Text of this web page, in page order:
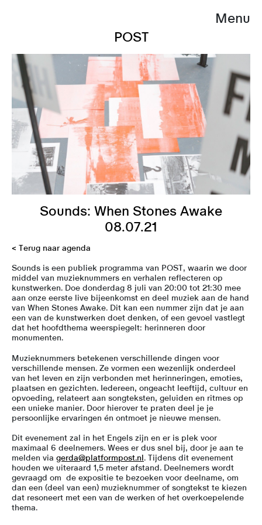
Menu
POST
Sounds: When Stones Awake
08.07.21
< Terug naar agenda
Sounds is een publiek programma van POST, waarin we door
middel van muzieknummers en verhalen reflecteren op
kunstwerken. Doe donderdag 8 juli van 20:00 tot 21:30 mee
aan onze eerste live bijeenkomst en deel muziek aan de hand
van When Stones Awake. Dit kan een nummer zijn dat je aan
een van de kunstwerken doet denken, of een gevoel vastlegt
dat het hoofdthema weerspiegelt: herinneren door
monumenten.
Muzieknummers betekenen verschillende dingen voor
verschillende mensen. Ze vormen een wezenlijk onderdeel
van het leven en zijn verbonden met herinneringen, emoties,
plaatsen en gezichten. Iedereen, ongeacht leeftijd, cultuur en
opvoeding, relateert aan songteksten, geluiden en ritmes op
een unieke manier. Door hierover te praten deel je je
persoonlijke ervaringen én ontmoet je nieuwe mensen.
Dit evenement zal in het Engels zijn en er is plek voor
maximaal 6 deelnemers. Wees er dus snel bij, door je aan te
melden via gerda@platformpost.nl . Tijdens dit evenement
houden we uiteraard 1,5 meter afstand. Deelnemers wordt
gevraagd om de expositie te bezoeken voor deelname, om
dan een (deel van een) muzieknummer of songtekst te kiezen
dat resoneert met een van de werken of het overkoepelende
thema.